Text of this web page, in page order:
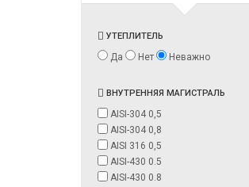
УТЕПЛИТЕЛЬ
Да Нет Неважно
ВНУТРЕННЯЯ МАГИСТРАЛЬ
AISI-304 0,5
AISI-304 0,8
AISI 316 0,5
AISI-430 0.5
AISI-430 0.8